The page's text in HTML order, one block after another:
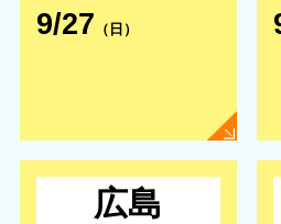
9/27 （日）
広島